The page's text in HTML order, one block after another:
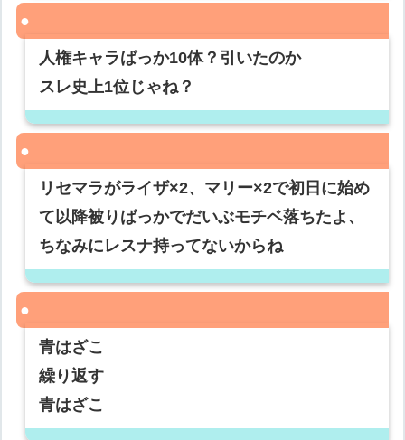
人権キャラばっか10体？引いたのか
スレ史上1位じゃね？
リセマラがライザ×2、マリー×2で初日に始め
て以降被りばっかでだいぶモチベ落ちたよ、
ちなみにレスナ持ってないからね
青はざこ
繰り返す
青はざこ